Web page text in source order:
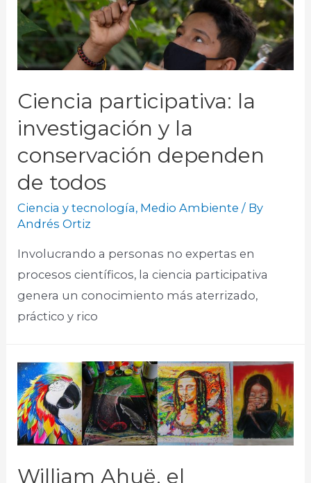
Ciencia participativa: la
investigación y la
conservación dependen
de todos
Ciencia y tecnología, Medio Ambiente / By
Andrés Ortiz
Involucrando a personas no expertas en
procesos científicos, la ciencia participativa
genera un conocimiento más aterrizado,
práctico y rico
William Ahuë, el